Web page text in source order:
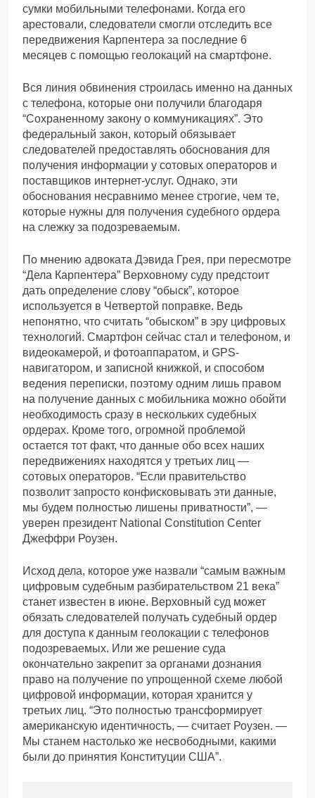
сумки мобильными телефонами. Когда его
арестовали, следователи смогли отследить все
передвижения Карпентера за последние 6
месяцев с помощью геолокаций на смартфоне.
Вся линия обвинения строилась именно на данных
с телефона, которые они получили благодаря
“Сохраненному закону о коммуникациях”. Это
федеральный закон, который обязывает
следователей предоставлять обоснования для
получения информации у сотовых операторов и
поставщиков интернет-услуг. Однако, эти
обоснования несравнимо менее строгие, чем те,
которые нужны для получения судебного ордера
на слежку за подозреваемым.
По мнению адвоката Дэвида Грея, при пересмотре
“Дела Карпентера” Верховному суду предстоит
дать определение слову “обыск”, которое
используется в Четвертой поправке. Ведь
непонятно, что считать “обыском” в эру цифровых
технологий. Смартфон сейчас стал и телефоном, и
видеокамерой, и фотоаппаратом, и GPS-
навигатором, и записной книжкой, и способом
ведения переписки, поэтому одним лишь правом
на получение данных с мобильника можно обойти
необходимость сразу в нескольких судебных
ордерах. Кроме того, огромной проблемой
остается тот факт, что данные обо всех наших
передвижениях находятся у третьих лиц —
сотовых операторов. “Если правительство
позволит запросто конфисковывать эти данные,
мы будем полностью лишены приватности”, —
уверен президент National Constitution Center
Джеффри Роузен.
Исход дела, которое уже назвали “самым важным
цифровым судебным разбирательством 21 века”
станет известен в июне. Верховный суд может
обязать следователей получать судебный ордер
для доступа к данным геолокации с телефонов
подозреваемых. Или же решение суда
окончательно закрепит за органами дознания
право на получение по упрощенной схеме любой
цифровой информации, которая хранится у
третьих лиц. “Это полностью трансформирует
американскую идентичность, — считает Роузен. —
Мы станем настолько же несвободными, какими
были до принятия Конституции США”.